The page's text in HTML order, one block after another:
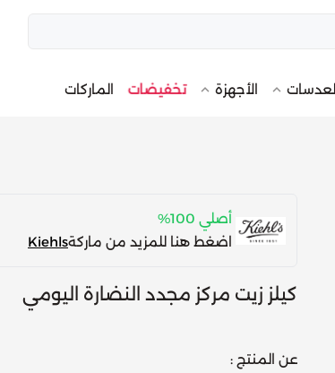
العدسات الأجهزة تخفيضات الماركات
أصلي 100%
اضغط هنا للمزيد من ماركةKiehls
كيلز زيت مركز مجدد النضارة اليومي
عن المنتج :